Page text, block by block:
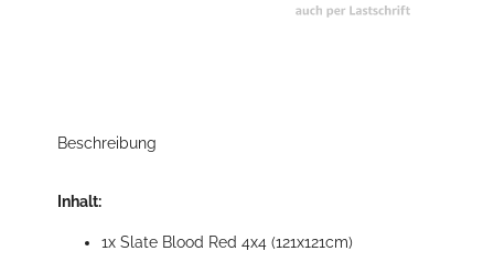
Beschreibung
Inhalt:
1x Slate Blood Red 4x4 (121x121cm)